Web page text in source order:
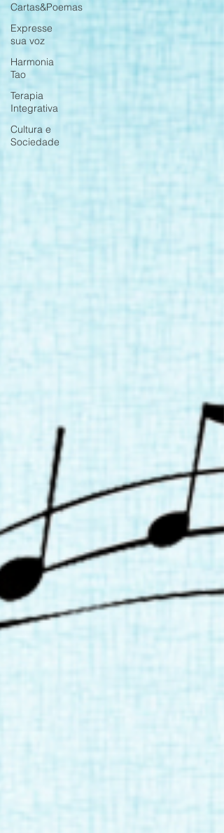
Cartas&Poemas
Expresse
sua voz
Harmonia
Tao
Terapia
Integrativa
Cultura e
Sociedade